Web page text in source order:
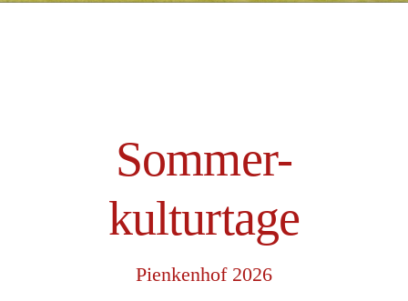
Sommer-
kulturtage
Pienkenhof 2026